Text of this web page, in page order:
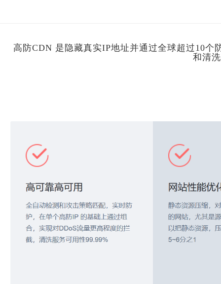
高防CDN 是隐藏真实IP地址并通过全球超过10
和清